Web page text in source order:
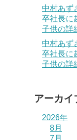
中村あず
卒社長に
子供の詳
中村あず
卒社長に
子供の詳
アーカイ
2026年
8月